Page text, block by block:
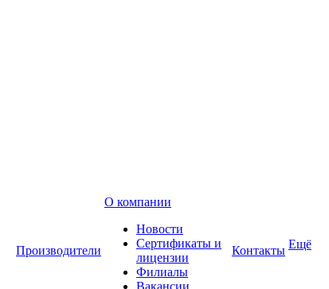
Производители
О компании
Новости
Сертификаты и
лицензии
Филиалы
Вакансии
Контакты Ещё